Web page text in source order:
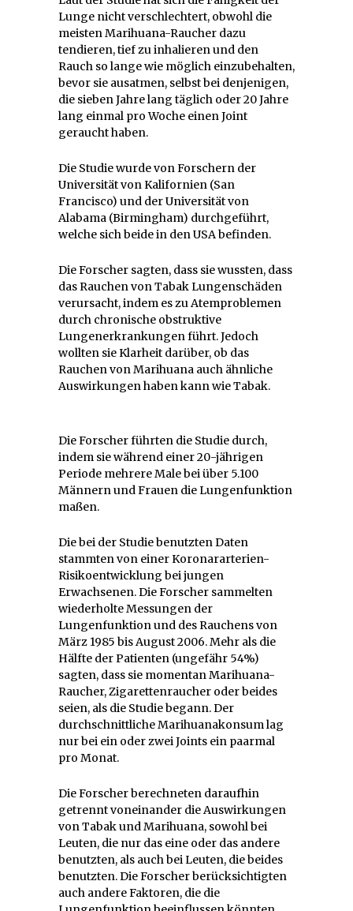
Lunge nicht verschlechtert, obwohl die
meisten Marihuana-Raucher dazu
tendieren, tief zu inhalieren und den
Rauch so lange wie möglich einzubehalten,
bevor sie ausatmen, selbst bei denjenigen,
die sieben Jahre lang täglich oder 20 Jahre
lang einmal pro Woche einen Joint
geraucht haben.
Die Studie wurde von Forschern der
Universität von Kalifornien (San
Francisco) und der Universität von
Alabama (Birmingham) durchgeführt,
welche sich beide in den USA befinden.
Die Forscher sagten, dass sie wussten, dass
das Rauchen von Tabak Lungenschäden
verursacht, indem es zu Atemproblemen
durch chronische obstruktive
Lungenerkrankungen führt. Jedoch
wollten sie Klarheit darüber, ob das
Rauchen von Marihuana auch ähnliche
Auswirkungen haben kann wie Tabak.
Die Forscher führten die Studie durch,
indem sie während einer 20-jährigen
Periode mehrere Male bei über 5.100
Männern und Frauen die Lungenfunktion
maßen.
Die bei der Studie benutzten Daten
stammten von einer Koronararterien-
Risikoentwicklung bei jungen
Erwachsenen. Die Forscher sammelten
wiederholte Messungen der
Lungenfunktion und des Rauchens von
März 1985 bis August 2006. Mehr als die
Hälfte der Patienten (ungefähr 54%)
sagten, dass sie momentan Marihuana-
Raucher, Zigarettenraucher oder beides
seien, als die Studie begann. Der
durchschnittliche Marihuanakonsum lag
nur bei ein oder zwei Joints ein paarmal
pro Monat.
Die Forscher berechneten daraufhin
getrennt voneinander die Auswirkungen
von Tabak und Marihuana, sowohl bei
Leuten, die nur das eine oder das andere
benutzten, als auch bei Leuten, die beides
benutzten. Die Forscher berücksichtigten
auch andere Faktoren, die die